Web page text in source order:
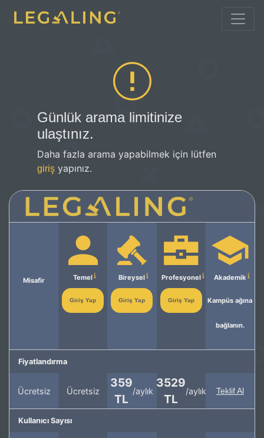
Günlük arama limitinize
ulaştınız.
Daha fazla arama yapabilmek için lütfen
giriş yapınız.
Misafir Temel
Giriş Yap
Bireysel
Giriş Yap
Profesyonel
Giriş Yap
Akademik
Kampüs ağına
bağlanın.
Fiyatlandırma
Ücretsiz Ücretsiz
359
TL
/aylık
3529
TL
/aylık Teklif Al
Kullanıcı Sayısı